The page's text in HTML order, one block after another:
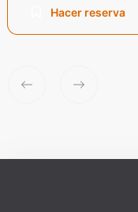
Hacer reserva